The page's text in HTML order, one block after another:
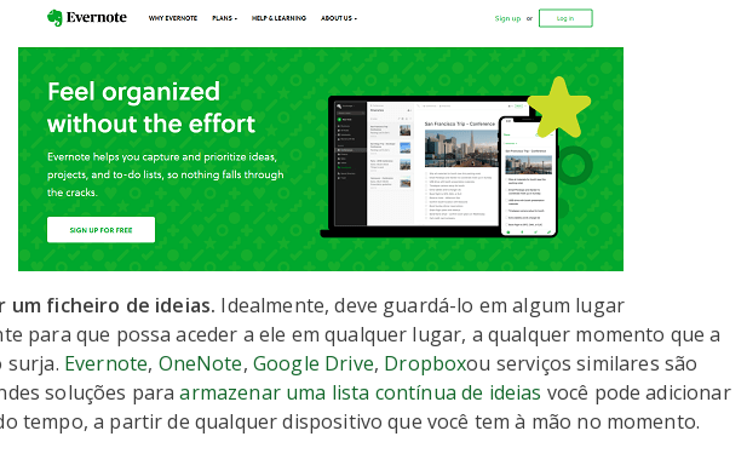
um ficheiro de ideias. Idealmente, deve guardá-lo em algum lugar
para que possa aceder a ele em qualquer lugar, a qualquer momento que a
surja. Evernote, OneNote, Google Drive, Dropboxou serviços similares são
soluções paraarmazenar uma lista contínua de ideias você pode adicionar
tempo, a partir de qualquer dispositivo que você tem à mão no momento.